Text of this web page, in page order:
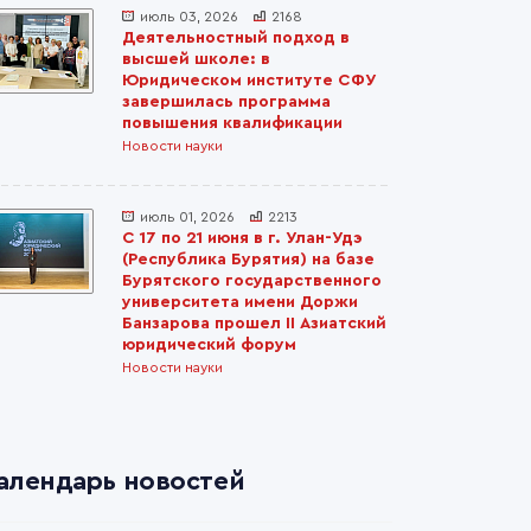
июль 03, 2026 2168
Деятельностный подход в
высшей школе: в
Юридическом институте СФУ
завершилась программа
повышения квалификации
Новости науки
июль 01, 2026 2213
С 17 по 21 июня в г. Улан-Удэ
(Республика Бурятия) на базе
Бурятского государственного
университета имени Доржи
Банзарова прошел II Азиатский
юридический форум
Новости науки
новостей